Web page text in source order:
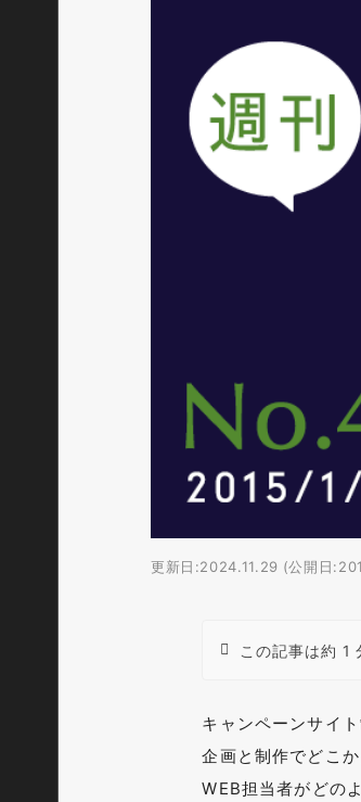
更新日:2024.11.29 (公開日
この記事は約 1
キャンペーンサイ
企画と制作でどこ
WEB担当者がどの